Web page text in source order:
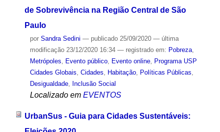
de Sobrevivência na Região Central de São
Paulo
por Sandra Sedini — publicado25/09/2020 — última
modificação23/12/2020 16:34 — registrado em: Pobreza,
Metrópoles, Evento público, Evento online, Programa USP
Cidades Globais, Cidades, Habitação, Políticas Públicas,
Desigualdade, Inclusão Social
Localizado em EVENTOS
UrbanSus - Guia para Cidades Sustentáveis: